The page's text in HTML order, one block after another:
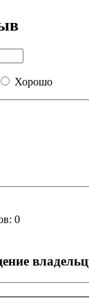
Хорошо
0